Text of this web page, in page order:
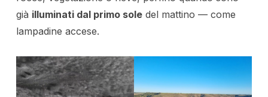
già illuminati dal primo soledel mattino — come
lampadine accese.